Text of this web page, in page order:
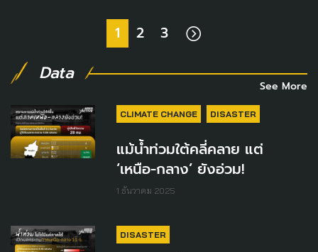
1 2 3
Data
See More
CLIMATE CHANGE DISASTER
แม้น้ำท่วมใต้คลี่คลาย แต่
‘เหนือ-กลาง’ ยังอ่วม!
1 ธันวาคม 2025
DISASTER